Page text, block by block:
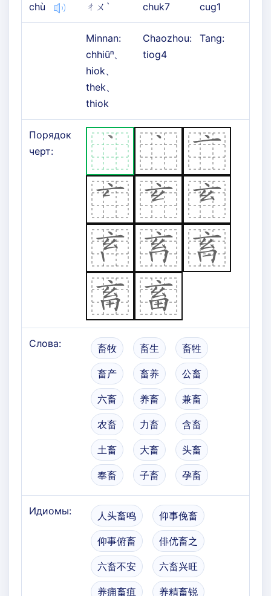
chù
ㄔㄨˋ
chuk7
cug1
Minnan:
chhiūⁿ、
hiok、
thek、
thiok
Chaozhou:
tiog4
Tang:
Порядок
черт:
Слова: 畜牧 畜生 畜牲
畜产 畜养 公畜
六畜 养畜 兼畜
农畜 力畜 含畜
土畜 大畜 头畜
奉畜 子畜 孕畜
Идиомы: 人头畜鸣 仰事俛畜
仰事俯畜 俳优畜之
六畜不安 六畜兴旺
养痈畜疽 养精畜锐